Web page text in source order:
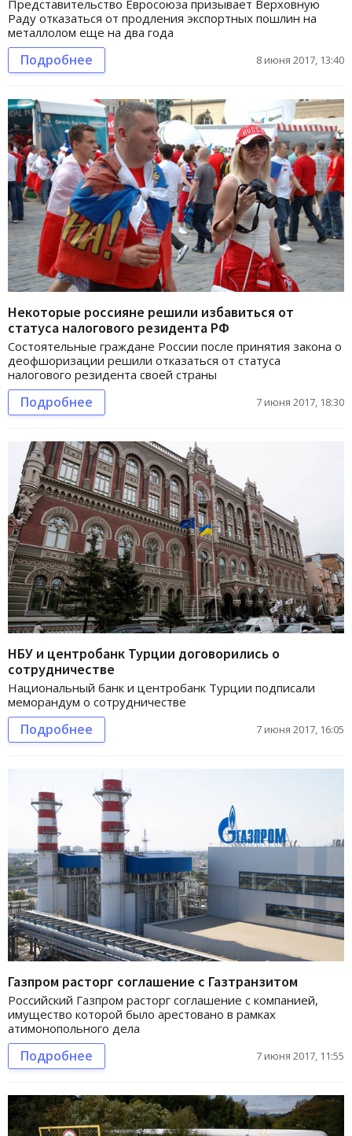
Представительство Евросоюза призывает Верховную
Раду отказаться от продления экспортных пошлин на
металлолом еще на два года
Подробнее 8 июня 2017, 13:40
Некоторые россияне решили избавиться от
статуса налогового резидента РФ
Состоятельные граждане России после принятия закона о
деофшоризации решили отказаться от статуса
налогового резидента своей страны
Подробнее 7 июня 2017, 18:30
НБУ и центробанк Турции договорились о
сотрудничестве
Национальный банк и центробанк Турции подписали
меморандум о сотрудничестве
Подробнее 7 июня 2017, 16:05
Газпром расторг соглашение с Газтранзитом
Российский Газпром расторг соглашение с компанией,
имущество которой было арестовано в рамках
атимонопольного дела
Подробнее 7 июня 2017, 11:55